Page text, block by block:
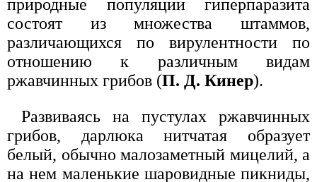
природные популяции гиперпаразита
состоят из множества штаммов,
различающихся по вирулентности по
отношению к различным видам
ржавчинных грибов (П. Д. Кинер).
Развиваясь на пустулах ржавчинных
грибов, дарлюка нитчатая образует
белый, обычно малозаметный мицелий, а
на нем маленькие шаровидные пикниды,